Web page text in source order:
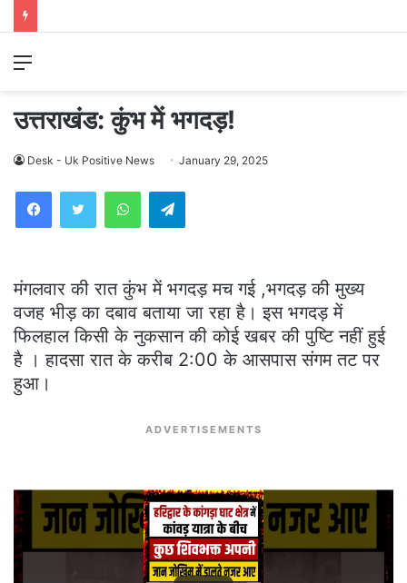
Menu
उत्तराखंड: कुंभ में भगदड़!
Desk - Uk Positive News January 29, 2025
WhatsAppTelegram
मंगलवार की रात कुंभ में भगदड़ मच गई ,भगदड़ की मुख्य
वजह भीड़ का दबाव बताया जा रहा है। इस भगदड़ में
फिलहाल किसी के नुकसान की कोई खबर की पुष्टि नहीं हुई
है । हादसा रात के करीब 2:00 के आसपास संगम तट पर
हुआ।
ADVERTISEMENTS